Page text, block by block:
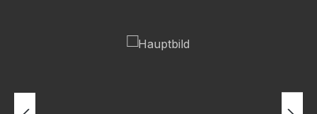
Přeskočit galerii obrázků